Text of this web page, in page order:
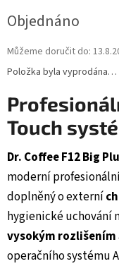
cena:
Objednáno
Můžeme doručit do:
Položka byla vyprodána…
Touch
Dr. Coffee F12 Big
moderní
doplněný o externí
hygienické uchování
vysokým rozlišením
operačního systému